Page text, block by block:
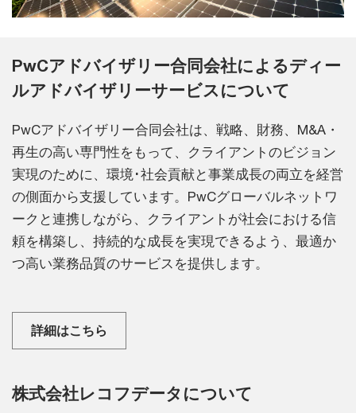
PwCアドバイザリー合同会社によるディー
ルアドバイザリーサービスについて
PwCアドバイザリー合同会社は、戦略、財務、M&A・
再生の高い専門性をもって、クライアントのビジョン
実現のために、環境･社会貢献と事業成長の両立を経営
の側面から支援しています。PwCグローバルネットワ
ークと連携しながら、クライアントが社会における信
頼を構築し、持続的な成長を実現できるよう、最適か
つ高い業務品質のサービスを提供します。
詳細はこちら
株式会社レコフデータについて